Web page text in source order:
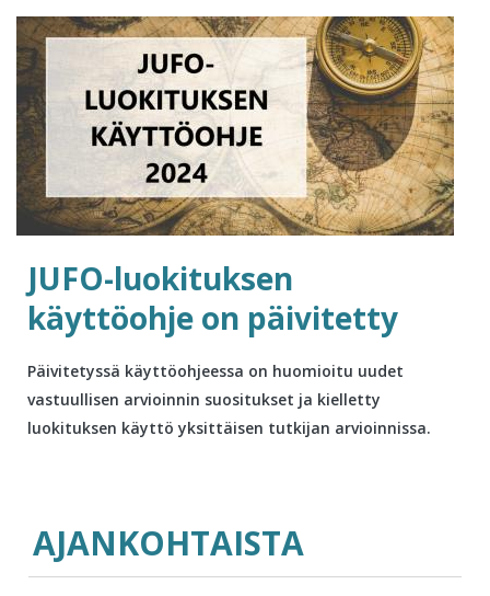
JUFO-luokituksen
käyttöohje on päivitetty
Päivitetyssä käyttöohjeessa on huomioitu uudet
vastuullisen arvioinnin suositukset ja kielletty
luokituksen käyttö yksittäisen tutkijan arvioinnissa.
AJANKOHTAISTA